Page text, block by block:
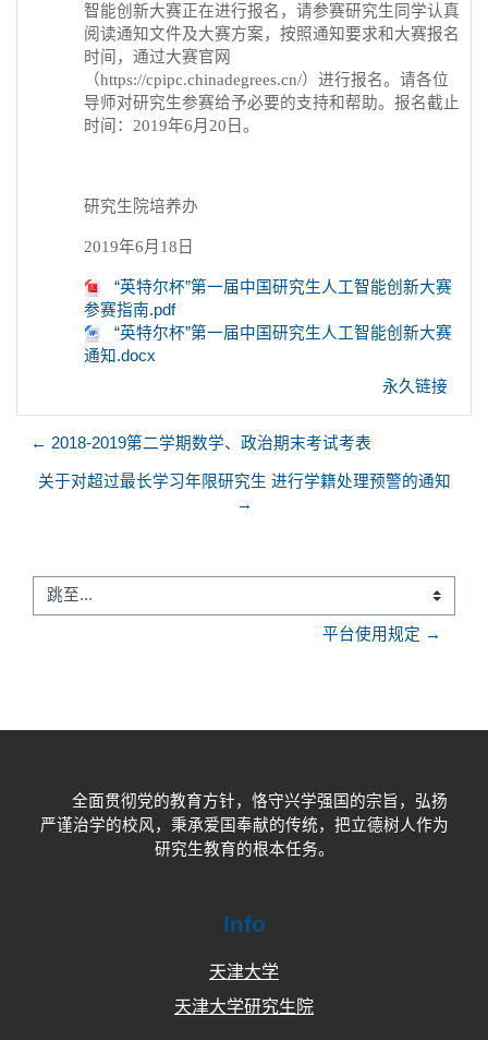
智能创新大赛正在进行报名，请参赛研究生同学认真
阅读通知文件及大赛方案，按照通知要求和大赛报名
时间，通过大赛官网
（https://cpipc.chinadegrees.cn/）进行报名。请各位
导师对研究生参赛给予必要的支持和帮助。报名截止
时间：2019年6月20日。
研究生院培养办
2019年6月18日
“英特尔杯”第一届中国研究生人工智能创新大赛
参赛指南.pdf
“英特尔杯”第一届中国研究生人工智能创新大赛
通知.docx
永久链接
← 2018-2019第二学期数学、政治期末考试考表
关于对超过最长学习年限研究生 进行学籍处理预警的通知
→
跳至...
平台使用规定 →
全面贯彻党的教育方针，恪守兴学强国的宗旨，弘扬
严谨治学的校风，秉承爱国奉献的传统，把立德树人作为
研究生教育的根本任务。
Info
天津大学
天津大学研究生院